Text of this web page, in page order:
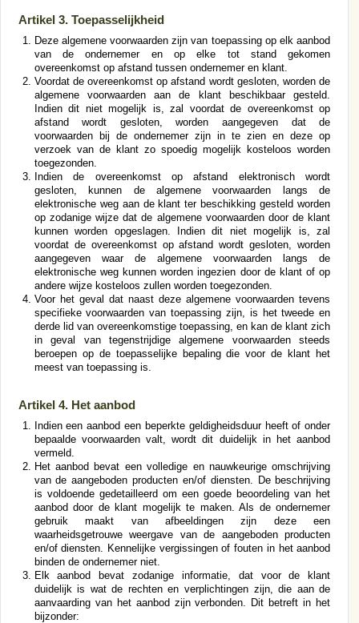
Artikel 3. Toepasselijkheid
Deze algemene voorwaarden zijn van toepassing op elk aanbod
van de ondernemer en op elke tot stand gekomen
overeenkomst op afstand tussen ondernemer en klant.
Voordat de overeenkomst op afstand wordt gesloten, worden de
algemene voorwaarden aan de klant beschikbaar gesteld.
Indien dit niet mogelijk is, zal voordat de overeenkomst op
afstand wordt gesloten, worden aangegeven dat de
voorwaarden bij de ondernemer zijn in te zien en deze op
verzoek van de klant zo spoedig mogelijk kosteloos worden
toegezonden.
Indien de overeenkomst op afstand elektronisch wordt
gesloten, kunnen de algemene voorwaarden langs de
elektronische weg aan de klant ter beschikking gesteld worden
op zodanige wijze dat de algemene voorwaarden door de klant
kunnen worden opgeslagen. Indien dit niet mogelijk is, zal
voordat de overeenkomst op afstand wordt gesloten, worden
aangegeven waar de algemene voorwaarden langs de
elektronische weg kunnen worden ingezien door de klant of op
andere wijze kosteloos zullen worden toegezonden.
Voor het geval dat naast deze algemene voorwaarden tevens
specifieke voorwaarden van toepassing zijn, is het tweede en
derde lid van overeenkomstige toepassing, en kan de klant zich
in geval van tegenstrijdige algemene voorwaarden steeds
beroepen op de toepasselijke bepaling die voor de klant het
meest van toepassing is.
Artikel 4. Het aanbod
Indien een aanbod een beperkte geldigheidsduur heeft of onder
bepaalde voorwaarden valt, wordt dit duidelijk in het aanbod
vermeld.
Het aanbod bevat een volledige en nauwkeurige omschrijving
van de aangeboden producten en/of diensten. De beschrijving
is voldoende gedetailleerd om een goede beoordeling van het
aanbod door de klant mogelijk te maken. Als de ondernemer
gebruik maakt van afbeeldingen zijn deze een
waarheidsgetrouwe weergave van de aangeboden producten
en/of diensten. Kennelijke vergissingen of fouten in het aanbod
binden de ondernemer niet.
Elk aanbod bevat zodanige informatie, dat voor de klant
duidelijk is wat de rechten en verplichtingen zijn, die aan de
aanvaarding van het aanbod zijn verbonden. Dit betreft in het
bijzonder: